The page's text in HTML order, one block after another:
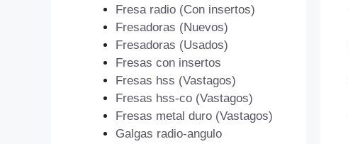
Fresa radio (Con insertos)
Fresadoras (Nuevos)
Fresadoras (Usados)
Fresas con insertos
Fresas hss (Vastagos)
Fresas hss-co (Vastagos)
Fresas metal duro (Vastagos)
Galgas radio-angulo